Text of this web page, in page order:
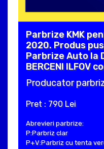
Parbrize KMK
2020. Produs
Parbrize Auto la
BERCENI ILFOV
Producator
Pret : 790 Lei
Abrevieri parbrize:
P:Parbriz clar
P+V:Parbriz cu tenta